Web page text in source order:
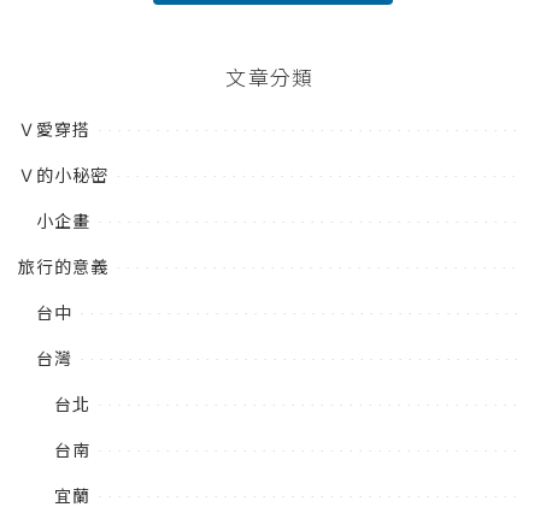
文章分類
Ｖ愛穿搭
Ｖ的小秘密
小企畫
旅行的意義
台中
台灣
台北
台南
宜蘭